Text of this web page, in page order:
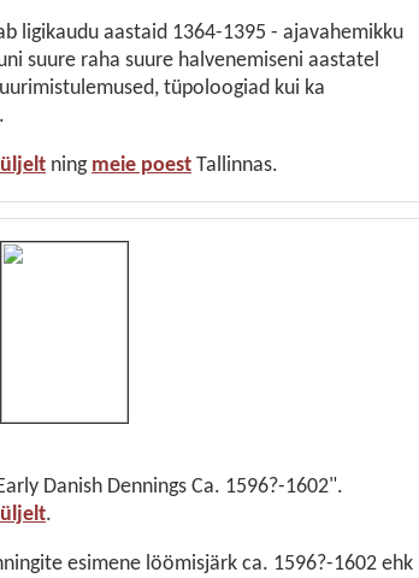
ligikaudu aastaid 1364-1395 - ajavahemikku
suure raha suure halvenemiseni aastatel
tüpoloogiad kui ka
ning meie poest Tallinnas.
Danish Dennings Ca. 1596?-1602".
.
esimene löömisjärk ca. 1596?-1602 ehk